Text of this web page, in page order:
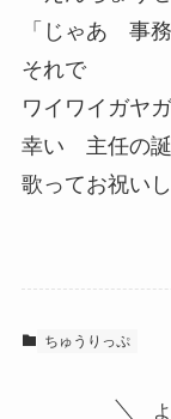
「じゃあ 事
それで
ワイワイガヤ
幸い 主任の
歌ってお祝いし
ちゅうりっぷ